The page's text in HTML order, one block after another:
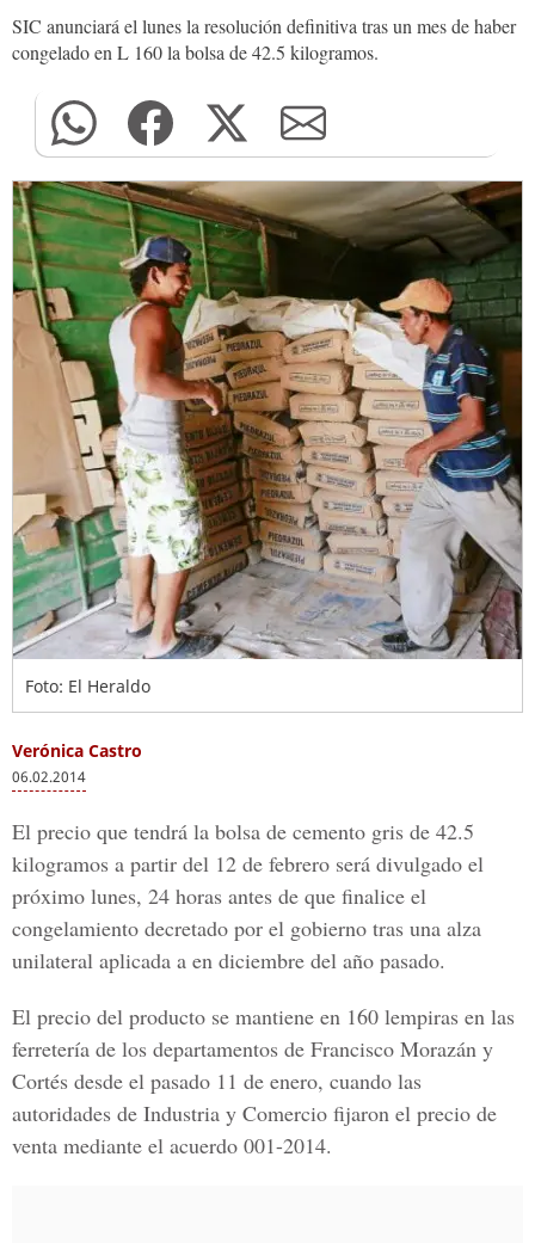
SIC anunciará el lunes la resolución definitiva tras un mes de haber
congelado en L 160 la bolsa de 42.5 kilogramos.
Foto: El Heraldo
Verónica Castro
06.02.2014
El precio que tendrá la bolsa de cemento gris de 42.5
kilogramos a partir del 12 de febrero será divulgado el
próximo lunes, 24 horas antes de que finalice el
congelamiento decretado por el gobierno tras una alza
unilateral aplicada a en diciembre del año pasado.
El precio del producto se mantiene en 160 lempiras en las
ferretería de los departamentos de Francisco Morazán y
Cortés desde el pasado 11 de enero, cuando las
autoridades de Industria y Comercio fijaron el precio de
venta mediante el acuerdo 001-2014.